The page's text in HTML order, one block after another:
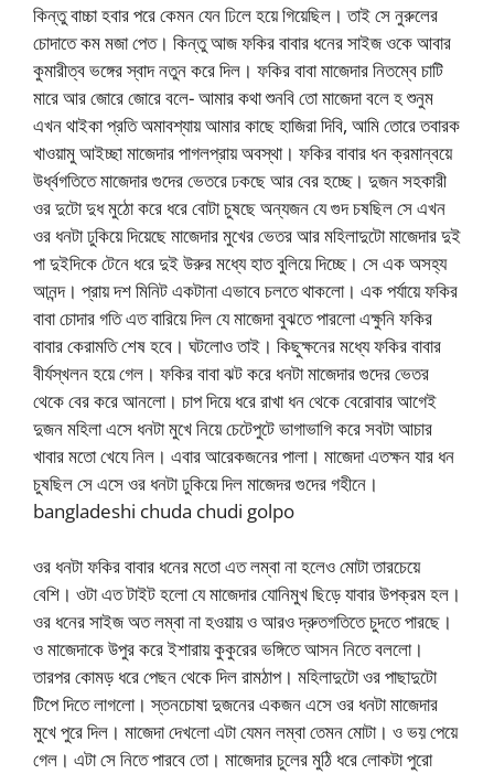
কিন্তু বাচ্চা হবার পরে কেমন যেন ঢিলে হয়ে গিয়েছিল। তাই সে নুরুলের
চোদাতে কম মজা পেত। কিন্তু আজ ফকির বাবার ধনের সাইজ ওকে আবার
কুমারীত্ব ভঙ্গের স্বাদ নতুন করে দিল। ফকির বাবা মাজেদার নিতম্বে চাটি
মারে আর জোরে জোরে বলে- আমার কথা শুনবি তো মাজেদা বলে হ শুনুম
এখন থাইকা প্রতি অমাবশ্যায় আমার কাছে হাজিরা দিবি, আমি তোরে তবারক
খাওয়ামু আইচ্ছা মাজেদার পাগলপ্রায় অবস্থা। ফকির বাবার ধন ক্রমান্বয়ে
উর্ধ্বগতিতে মাজেদার গুদের ভেতরে ঢকছে আর বের হচ্ছে। দুজন সহকারী
ওর দুটো দুধ মুঠো করে ধরে বোটা চুষছে অন্যজন যে গুদ চষছিল সে এখন
ওর ধনটা ঢুকিয়ে দিয়েছে মাজেদার মুখের ভেতর আর মহিলাদুটো মাজেদার দুই
পা দুইদিকে টেনে ধরে দুই উরুর মধ্যে হাত বুলিয়ে দিচ্ছে। সে এক অসহ্য
আনন্দ। প্রায় দশ মিনিট একটানা এভাবে চলতে থাকলো। এক পর্যায়ে ফকির
বাবা চোদার গতি এত বারিয়ে দিল যে মাজেদা বুঝতে পারলো এক্ষুনি ফকির
বাবার কেরামতি শেষ হবে। ঘটলোও তাই। কিছুক্ষনের মধ্যে ফকির বাবার
বীর্যস্খলন হয়ে গেল। ফকির বাবা ঝট করে ধনটা মাজেদার গুদের ভেতর
থেকে বের করে আনলো। চাপ দিয়ে ধরে রাখা ধন থেকে বেরোবার আগেই
দুজন মহিলা এসে ধনটা মুখে নিয়ে চেটেপুটে ভাগাভাগি করে সবটা আচার
খাবার মতো খেযে নিল। এবার আরেকজনের পালা। মাজেদা এতক্ষন যার ধন
চুষছিল সে এসে ওর ধনটা ঢুকিয়ে দিল মাজেদর গুদের গহীনে।
bangladeshi chuda chudi golpo
ওর ধনটা ফকির বাবার ধনের মতো এত লম্বা না হলেও মোটা তারচেয়ে
বেশি। ওটা এত টাইট হলো যে মাজেদার যোনিমুখ ছিড়ে যাবার উপক্রম হল।
ওর ধনের সাইজ অত লম্বা না হওয়ায় ও আরও দ্রুতগতিতে চুদতে পারছে।
ও মাজেদাকে উপুর করে ইশারায় কুকুরের ভঙ্গিতে আসন নিতে বললো।
তারপর কোমড় ধরে পেছন থেকে দিল রামঠাপ। মহিলাদুটো ওর পাছাদুটো
টিপে দিতে লাগলো। স্তনচোষা দুজনের একজন এসে ওর ধনটা মাজেদার
মুখে পুরে দিল। মাজেদা দেখলো এটা যেমন লম্বা তেমন মোটা। ও ভয় পেয়ে
গেল। এটা সে নিতে পারবে তো। মাজেদার চুলের মুঠি ধরে লোকটা পুরো